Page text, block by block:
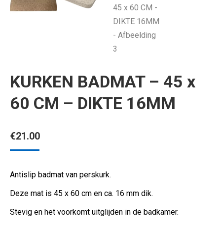
KURKEN BADMAT – 45 x
60 CM – DIKTE 16MM
€21.00
Antislip badmat van perskurk.
Deze mat is 45 x 60 cm en ca. 16 mm dik.
Stevig en het voorkomt uitglijden in de badkamer.